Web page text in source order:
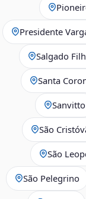
Presidente
Salgado
Santa
Sanvitto
São
São
São Pelegrino